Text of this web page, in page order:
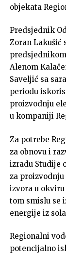
objekata
Predsjednik
Zoran Lakušić
Alenom
Saveljić sa
periodu
proizvodnju
u kompaniji
Za potrebe
za obnovu i
izradu Studije
za
izvora u
tom smislu se
energije iz
Regionalni
potencijalno